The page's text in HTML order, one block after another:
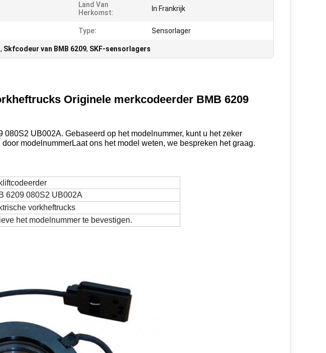
Land Van
Herkomst:
In Frankrijk
Type: Sensorlager
, Skfcodeur van BMB 6209, SKF-sensorlagers
Originele merkcodeerder BMB 6209
080S2 UB002A. Gebaseerd op het modelnummer, kunt u het zeker
modelnummerLaat ons het model weten, we bespreken het graag.
6209 080S2 UB002A
vorkheftrucks
het modelnummer te bevestigen.